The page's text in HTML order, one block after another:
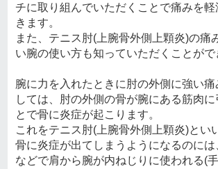
チに取り組んでいただくことで痛みを
きます。
また、テニス肘(上腕骨外側上顆炎)の痛
い腕の使い方も知っていただくことがで
腕に力を入れたときに肘の外側に強い痛
しては、肘の外側の骨が腕にある筋肉に
とで骨に炎症が起こります。
これをテニス肘(上腕骨外側上顆炎)とい
骨に炎症が出てしまうようになるのに
などで肩から腕が内ねじりに使われる(